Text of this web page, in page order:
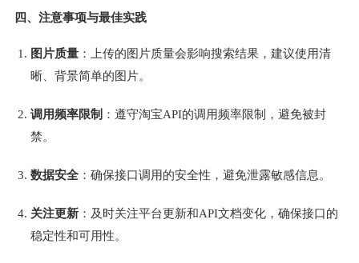
四、注意事项与最佳实践
图片质量 ：上传的图片质量会影响搜索结果，建议使用清
晰、背景简单的图片。
调用频率限制 ：遵守淘宝API的调用频率限制，避免被封
禁。
数据安全：确保接口调用的安全性，避免泄露敏感信息。
关注更新 ：及时关注平台更新和API文档变化，确保接口的
稳定性和可用性。